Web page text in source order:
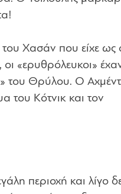
Χασάν που είχε ως
«ερυθρόλευκοι»
του Θρύλου. Ο
του Κότνικ και τον
περιοχή και λίγο